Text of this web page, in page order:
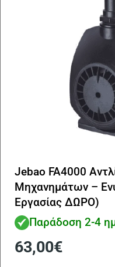
Jebao FA4000
Μηχανημάτων –
Εργασίας ΔΩΡΟ)
Παράδοση 2-4
63,00€